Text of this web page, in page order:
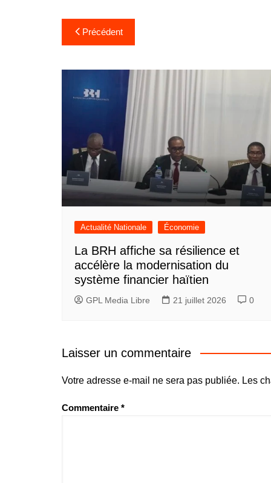
Navigation
de
l’article
Précédent
Actualité Nationale Économie
La BRH affiche sa résilience et
accélère la modernisation du
système financier haïtien
GPL Media Libre 21 juillet 2026 0
Laisser un commentaire
Votre adresse e-mail ne sera pas publiée. Les
Commentaire *